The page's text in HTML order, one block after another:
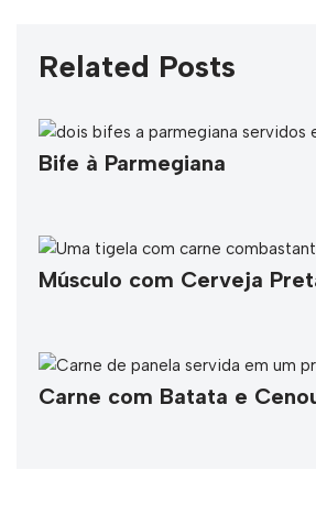
Related Posts
Bife à Parmegiana
Músculo com Cerveja
Carne com Batata e